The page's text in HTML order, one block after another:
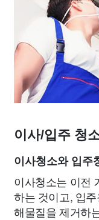
이사/입주 청
이사청소와 입주
이사청소는 이전
하는 것이고, 입
해물질을 제거하